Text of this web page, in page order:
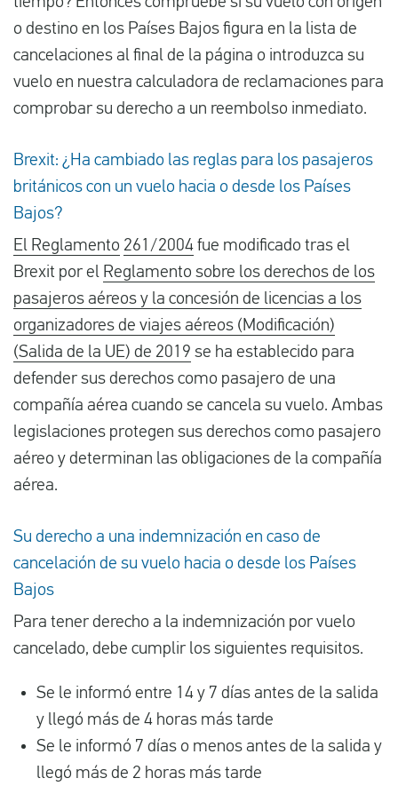
o destino en los Países Bajos figura en la lista de
cancelaciones al final de la página o introduzca su
vuelo en nuestra calculadora de reclamaciones para
comprobar su derecho a un reembolso inmediato.
Brexit: ¿Ha cambiado las reglas para los pasajeros
británicos con un vuelo hacia o desde los Países
Bajos?
El Reglamento 261/2004 fue modificado tras el
Brexit por el Reglamento sobre los derechos de los
pasajeros aéreos y la concesión de licencias a los
organizadores de viajes aéreos (Modificación)
(Salida de la UE) de 2019 se ha establecido para
defender sus derechos como pasajero de una
compañía aérea cuando se cancela su vuelo. Ambas
legislaciones protegen sus derechos como pasajero
aéreo y determinan las obligaciones de la compañía
aérea.
Su derecho a una indemnización en caso de
cancelación de su vuelo hacia o desde los Países
Bajos
Para tener derecho a la indemnización por vuelo
cancelado, debe cumplir los siguientes requisitos.
Se le informó entre 14 y 7 días antes de la salida
y llegó más de 4 horas más tarde
Se le informó 7 días o menos antes de la salida y
llegó más de 2 horas más tarde